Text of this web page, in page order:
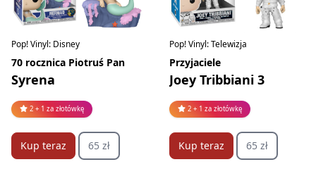
Pop! Vinyl: Disney
70 rocznica Piotruś Pan
Syrena
2 + 1 za złotówkę
Kup teraz 65 zł
Pop! Vinyl: Telewizja
Przyjaciele
Joey Tribbiani 3
2 + 1 za złotówkę
Kup teraz 65 zł